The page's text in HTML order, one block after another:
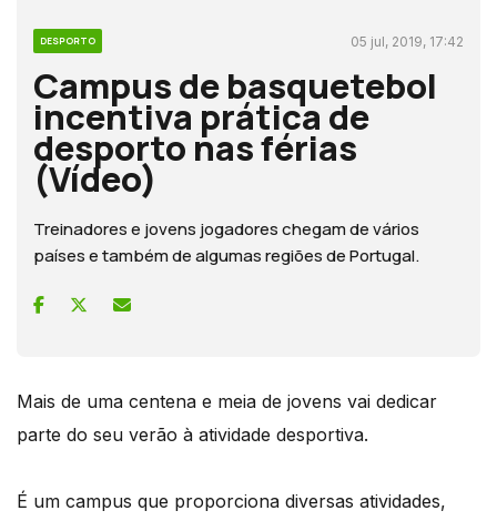
DESPORTO 05 jul, 2019, 17:42
Campus de basquetebol
incentiva prática de
desporto nas férias
(Vídeo)
Treinadores e jovens jogadores chegam de vários
países e também de algumas regiões de Portugal.
Mais de uma centena e meia de jovens vai dedicar
parte do seu verão à atividade desportiva.
É um campus que proporciona diversas atividades,